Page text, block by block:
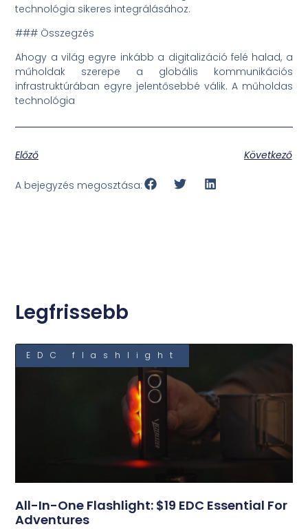
technológia sikeres integrálásához.
### Összegzés
Ahogy a világ egyre inkább a digitalizáció felé halad, a
műholdak szerepe a globális kommunikációs
infrastruktúrában egyre jelentősebbé válik. A műholdas
technológia
Előző Következő
A bejegyzés megosztása:
Legfrissebb
EDC flashlight
All-In-One Flashlight: $19 EDC Essential For
Adventures